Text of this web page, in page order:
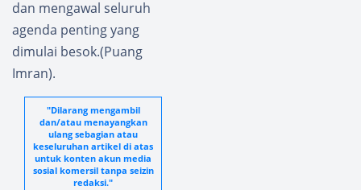
dan mengawal seluruh
agenda penting yang
dimulai besok.(Puang
Imran).
"Dilarang mengambil
dan/atau menayangkan
ulang sebagian atau
keseluruhan artikel di atas
untuk konten akun media
sosial komersil tanpa seizin
redaksi."